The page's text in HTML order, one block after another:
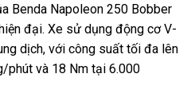
Benda Napoleon 250 Bobber
đại. Xe sử dụng động cơ V-
dịch, với công suất tối đa lên
phút và 18 Nm tại 6.000